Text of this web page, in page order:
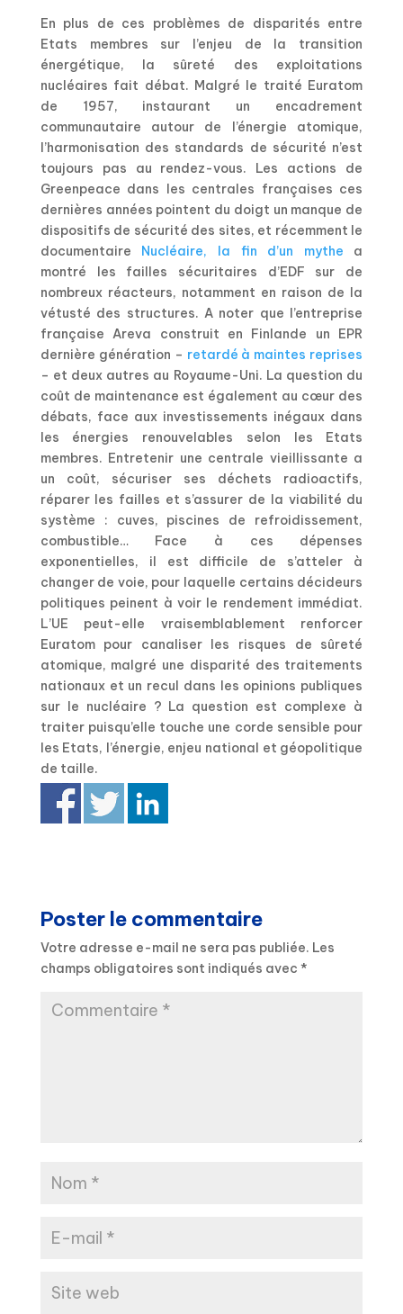
En plus de ces problèmes de disparités entre
Etats membres sur l’enjeu de la transition
énergétique, la sûreté des exploitations
nucléaires fait débat. Malgré le traité Euratom
de 1957, instaurant un encadrement
communautaire autour de l’énergie atomique,
l’harmonisation des standards de sécurité n’est
toujours pas au rendez-vous. Les actions de
Greenpeace dans les centrales françaises ces
dernières années pointent du doigt un manque de
dispositifs de sécurité des sites, et récemment le
documentaire Nucléaire, la fin d’un mythe a
montré les failles sécuritaires d’EDF sur de
nombreux réacteurs, notamment en raison de la
vétusté des structures. A noter que l’entreprise
française Areva construit en Finlande un EPR
dernière génération – retardé à maintes reprises
– et deux autres au Royaume-Uni. La question du
coût de maintenance est également au cœur des
débats, face aux investissements inégaux dans
les énergies renouvelables selon les Etats
membres. Entretenir une centrale vieillissante a
un coût, sécuriser ses déchets radioactifs,
réparer les failles et s’assurer de la viabilité du
système : cuves, piscines de refroidissement,
combustible… Face à ces dépenses
exponentielles, il est difficile de s’atteler à
changer de voie, pour laquelle certains décideurs
politiques peinent à voir le rendement immédiat.
L’UE peut-elle vraisemblablement renforcer
Euratom pour canaliser les risques de sûreté
atomique, malgré une disparité des traitements
nationaux et un recul dans les opinions publiques
sur le nucléaire ? La question est complexe à
traiter puisqu’elle touche une corde sensible pour
les Etats, l’énergie, enjeu national et géopolitique
de taille.
Poster le commentaire
Votre adresse e-mail ne sera pas publiée. Les
champs obligatoires sont indiqués avec *